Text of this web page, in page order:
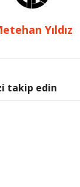
Yıldız
takip edin